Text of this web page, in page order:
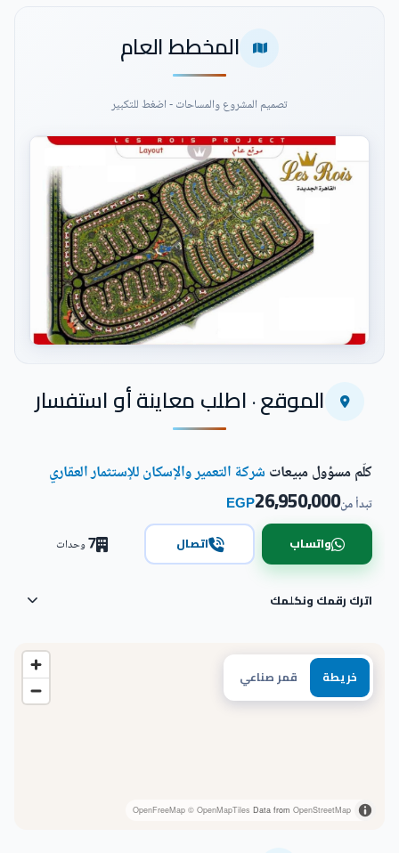
المخطط العام
تصميم المشروع والمساحات - اضغط للتكبير
اضغط للتكبيرالموقع · اطلب معاينة أو استفسار
خريطة قمر صناعي
OpenFreeMap © OpenMapTiles Data from OpenStreetMap
كلّم مسؤول مبيعات شركة التعمير والإسكان للإستثمار العقاري
تبدأ من26,950,000
EGP
واتساب اتصال 7وحدات
اترك رقمك ونكلمك